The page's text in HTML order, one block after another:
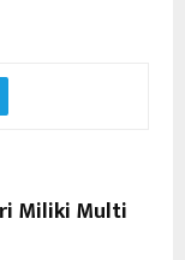
Miliki Multi